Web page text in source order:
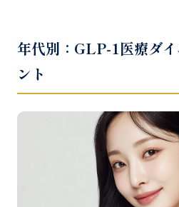
年代別：GLP-1医療ダ
ント